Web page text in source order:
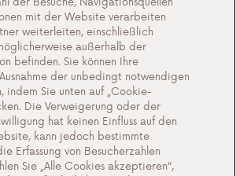
und Allgemeine
mit der Website verarbeiten
weiterleiten, einschließlich
außerhalb der
befinden. Sie können Ihre
der unbedingt notwendigen
indem Sie unten auf „Cookie-
Die Verweigerung oder der
hat keinen Einfluss auf den
kann jedoch bestimmte
Erfassung von Besucherzahlen
Sie „Alle Cookies akzeptieren“,